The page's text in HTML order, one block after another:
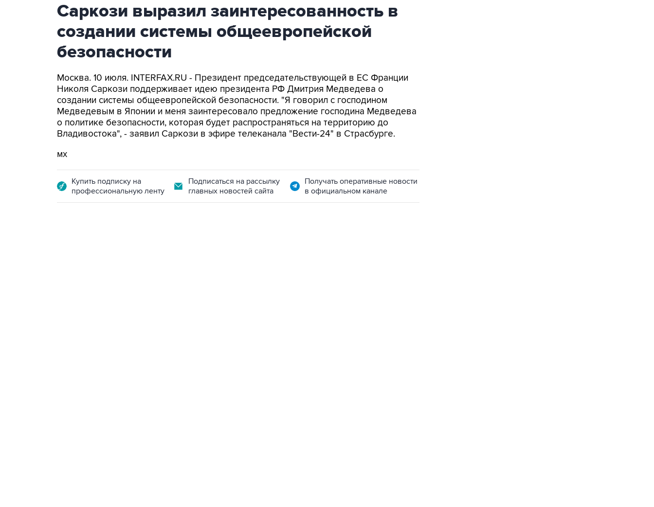
Саркози выразил заинтересованность в
создании системы общеевропейской
безопасности
Москва. 10 июля. INTERFAX.RU - Президент председательствующей в ЕС Франции
Николя Саркози поддерживает идею президента РФ Дмитрия Медведева о
создании системы общеевропейской безопасности. "Я говорил с господином
Медведевым в Японии и меня заинтересовало предложение господина Медведева
о политике безопасности, которая будет распространяться на территорию до
Владивостока", - заявил Саркози в эфире телеканала "Вести-24" в Страсбурге.
мх
Купить подписку на
профессиональную ленту
Подписаться на рассылку
главных новостей сайта
Получать оперативные новости
в официальном канале